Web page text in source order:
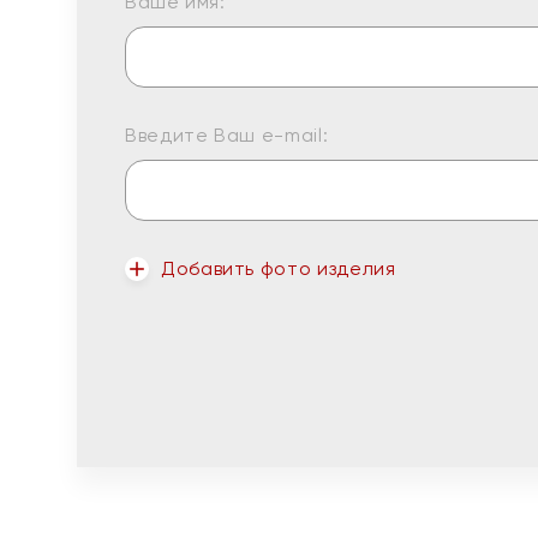
Введите Ваш e-mail:
Добавить фото изделия